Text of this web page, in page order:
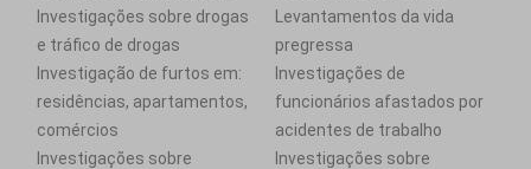
Investigações sobre drogas
e tráfico de drogas
Levantamentos da vida
pregressa
Investigação de furtos em:
residências, apartamentos,
comércios
Investigações de
funcionários afastados por
acidentes de trabalho
Investigações sobre
Investigações sobre